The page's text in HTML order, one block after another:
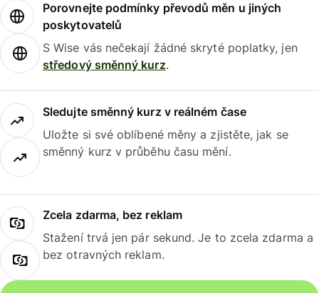
Porovnejte podmínky převodů měn u jiných
poskytovatelů
S Wise vás nečekají žádné skryté poplatky, jen
středový směnný kurz.
Sledujte směnný kurz v reálném čase
Uložte si své oblíbené měny a zjistěte, jak se
směnný kurz v průběhu času mění.
Zcela zdarma, bez reklam
Stažení trvá jen pár sekund. Je to zcela zdarma a
bez otravných reklam.